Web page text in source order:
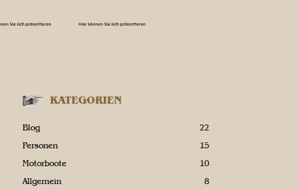
KATEGORIEN
Blog
22
Personen
15
Motorboote
10
Allgemein
8